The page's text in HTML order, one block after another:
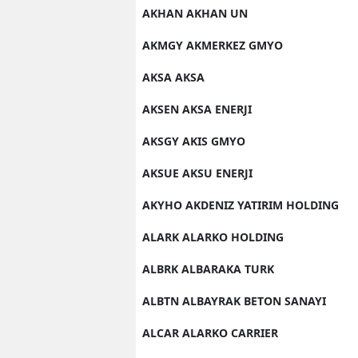
AKHAN AKHAN UN
AKMGY AKMERKEZ GMYO
AKSA AKSA
AKSEN AKSA ENERJI
AKSGY AKIS GMYO
AKSUE AKSU ENERJI
AKYHO AKDENIZ YATIRIM HOLDING
ALARK ALARKO HOLDING
ALBRK ALBARAKA TURK
ALBTN ALBAYRAK BETON SANAYI
ALCAR ALARKO CARRIER